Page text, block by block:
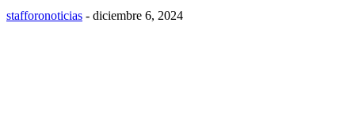
stafforonoticias - diciembre 6, 2024